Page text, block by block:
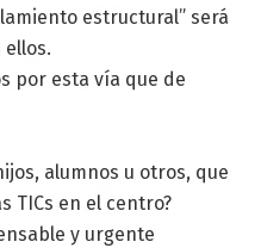
estructural” será
por esta vía que de
alumnos u otros, que
TICs en el centro?
y urgente